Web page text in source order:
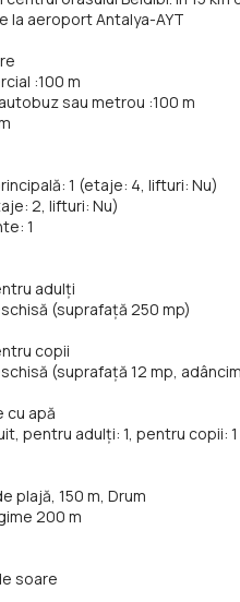
la aeroport Antalya-AYT
:100 m
sau metrou :100 m
1 (etaje: 4, lifturi: Nu)
2, lifturi: Nu)
1
adulți
(suprafață 250 mp)
copii
(suprafață 12 mp,
cu apă
pentru adulți: 1, pentru copii: 1
plajă, 150 m, Drum
200 m
soare